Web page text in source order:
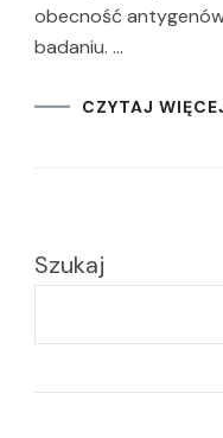
obecność
badaniu. …
CZYTAJ
Szukaj